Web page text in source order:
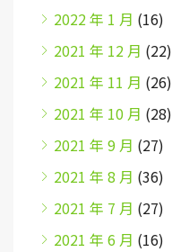
2022 年 1 月 (16)
2021 年 12 月 (22)
2021 年 11 月 (26)
2021 年 10 月 (28)
2021 年 9 月 (27)
2021 年 8 月 (36)
2021 年 7 月 (27)
2021 年 6 月 (16)